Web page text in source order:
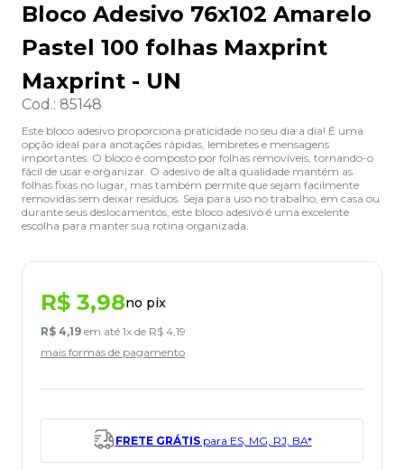
Bloco Adesivo 76x102 Amarelo
Pastel 100 folhas Maxprint
Maxprint - UN
Cod.: 85148
Este bloco adesivo proporciona praticidade no seu dia a dia! É uma
opção ideal para anotações rápidas, lembretes e mensagens
importantes. O bloco é composto por folhas removíveis, tornando-o
fácil de usar e organizar. O adesivo de alta qualidade mantém as
folhas fixas no lugar, mas também permite que sejam facilmente
removidas sem deixar resíduos. Seja para uso no trabalho, em casa ou
durante seus deslocamentos, este bloco adesivo é uma excelente
escolha para manter sua rotina organizada.
R$ 3,98no pix
R$ 4,19 em até 1x de R$ 4,19
mais formas de pagamento
FRETE GRÁTISpara ES, MG, RJ, BA*